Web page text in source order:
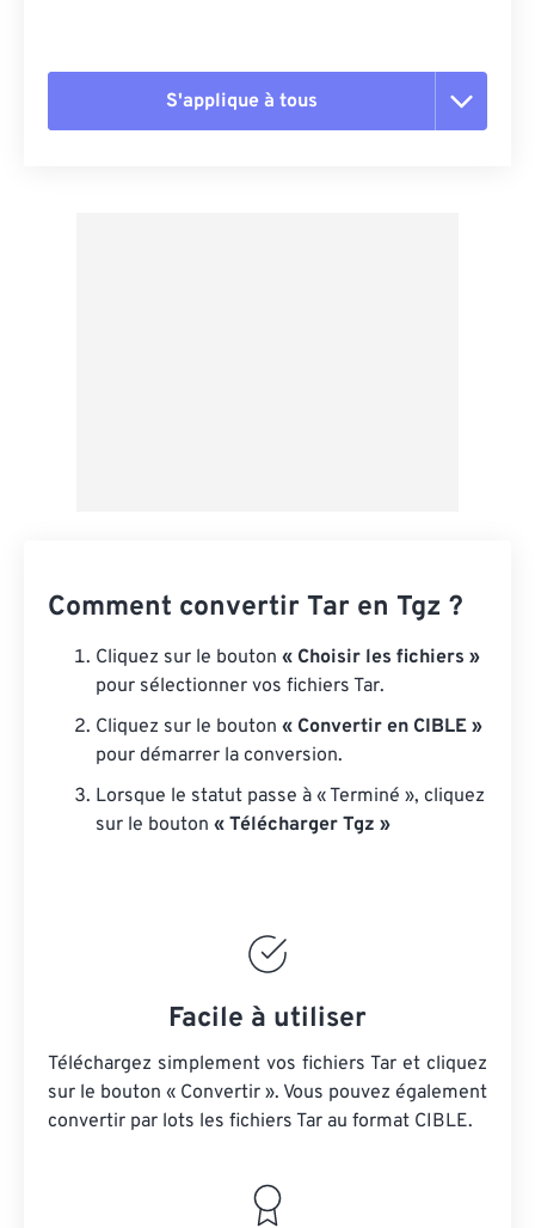
S'applique à tous
Comment convertir Tar en Tgz ?
Cliquez sur le bouton « Choisir les fichiers »
pour sélectionner vos fichiers Tar.
Cliquez sur le bouton « Convertir en CIBLE »
pour démarrer la conversion.
Lorsque le statut passe à « Terminé », cliquez
sur le bouton « Télécharger Tgz »
Facile à utiliser
Téléchargez simplement vos fichiers Tar et cliquez
sur le bouton « Convertir ». Vous pouvez également
convertir par lots les fichiers Tar au format CIBLE.